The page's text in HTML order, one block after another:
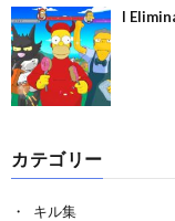
I
カテゴリー
キル集